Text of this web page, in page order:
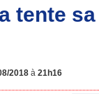
tente
2018 à 21h16